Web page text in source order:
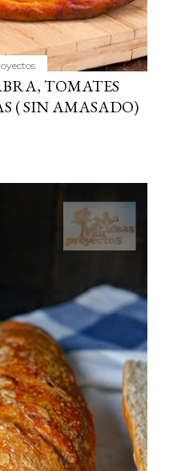
TOMATES
( SIN AMASADO)